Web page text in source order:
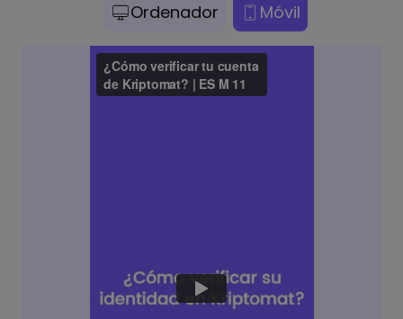
Ordenador Móvil